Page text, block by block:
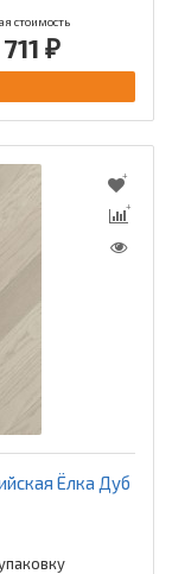
стоимость
₽
Ёлка Дуб